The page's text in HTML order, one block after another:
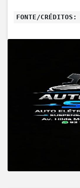
FONTE/CRÉDITOS: